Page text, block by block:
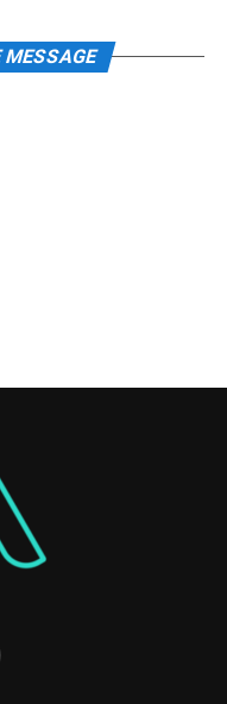
MESSAGE